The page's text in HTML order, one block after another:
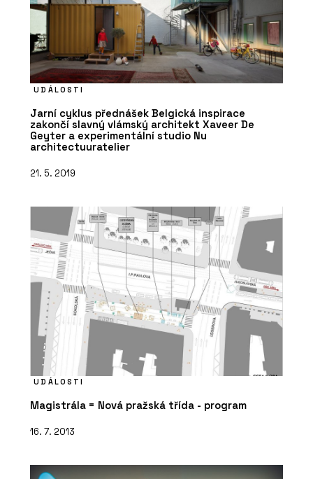
UDÁLOSTI
Jarní cyklus přednášek Belgická inspirace
zakončí slavný vlámský architekt Xaveer De
Geyter a experimentální studio Nu
architectuuratelier
21. 5. 2019
UDÁLOSTI
Magistrála = Nová pražská třída - program
16. 7. 2013